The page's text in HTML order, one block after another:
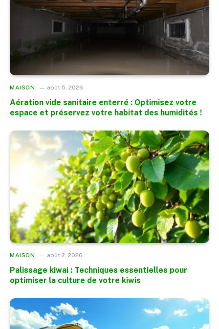
MAISON août 5, 2026
Aération vide sanitaire enterré : Optimisez votre
espace et préservez votre habitat des humidités !
MAISON août 2, 2026
Palissage kiwai : Techniques essentielles pour
optimiser la culture de votre kiwis